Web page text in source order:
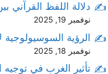
دلالة اللفظ القرآني
نوفمبر 19, 2025
الرؤية السوسيولوجية
نوفمبر 18, 2025
تأثير الغرب في